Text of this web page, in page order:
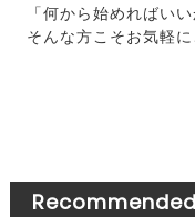
「何から始めればい
そんな方こそお気軽